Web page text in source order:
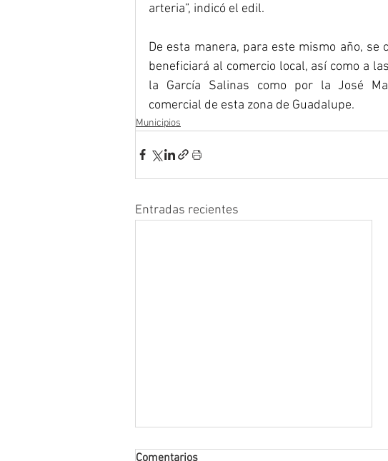
arteria”, indicó el edil.
De esta manera, para este mismo año,
beneficiará al comercio local, así como a
la García Salinas como por la José
comercial de esta zona de Guadalupe.
Municipios
Entradas recientes